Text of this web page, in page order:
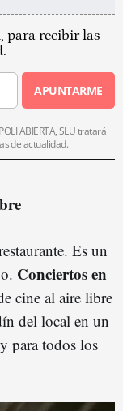
para recibir las
APUNTARME
ABIERTA, SLU tratará
de actualidad.
Es un
Conciertos en
cine al aire libre
del local en un
para todos los